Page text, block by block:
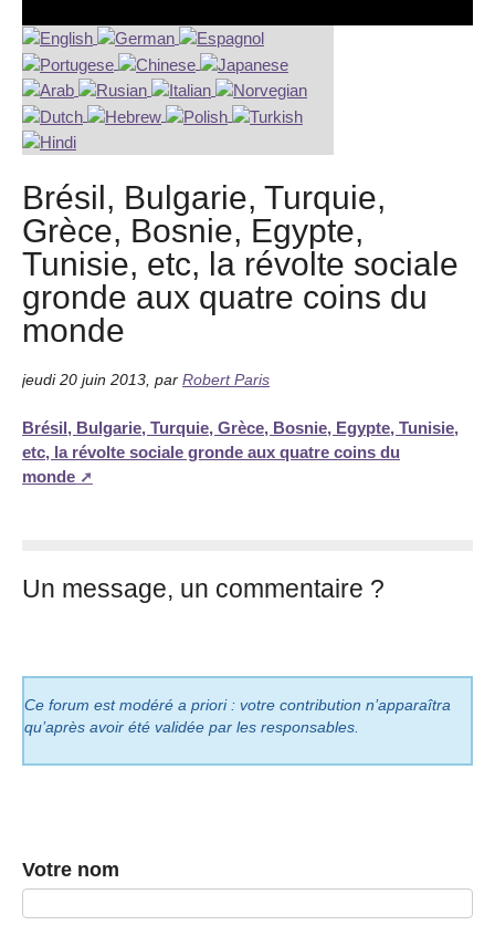
Brésil, Bulgarie, Turquie,
Grèce, Bosnie, Egypte,
Tunisie, etc, la révolte sociale
gronde aux quatre coins du
monde
jeudi 20 juin 2013 par Robert Paris
Brésil, Bulgarie, Turquie, Grèce, Bosnie, Egypte, Tunisie,
etc, la révolte sociale gronde aux quatre coins du
monde
Un message, un commentaire ?
Ce forum est modéré a priori : votre contribution n’apparaîtra
qu’après avoir été validée par les responsables.
Votre nom